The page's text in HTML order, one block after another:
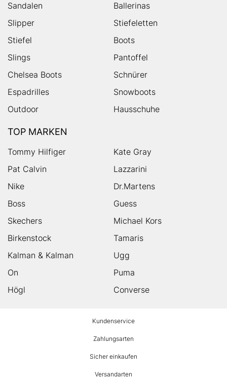
Sandalen
Ballerinas
Slipper
Stiefeletten
Stiefel
Boots
Slings
Pantoffel
Chelsea Boots
Schnürer
Espadrilles
Snowboots
Outdoor
Hausschuhe
TOP MARKEN
Tommy Hilfiger
Kate Gray
Pat Calvin
Lazzarini
Nike
Dr.Martens
Boss
Guess
Skechers
Michael Kors
Birkenstock
Tamaris
Kalman & Kalman
Ugg
On
Puma
Högl
Converse
Kundenservice
Zahlungsarten
Sicher einkaufen
Versandarten